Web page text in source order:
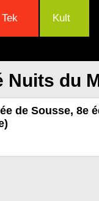
Tek Kult
du
de Sousse, 8e